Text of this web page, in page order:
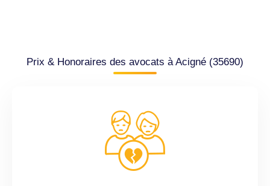
Prix & Honoraires des avocats à Acigné (35690)